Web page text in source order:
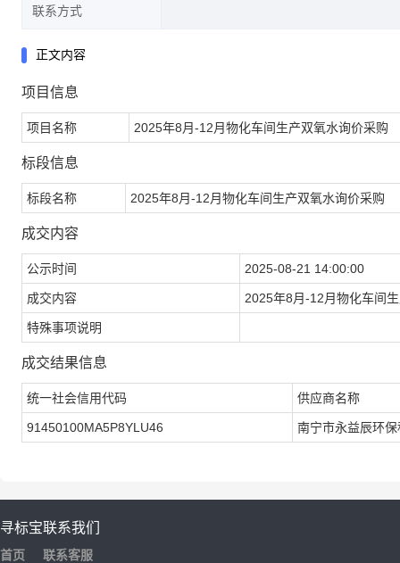
联系方式
正文内容
项目信息
项目名称 2025年8月-12月物化车间生产双氧水询价采购
标段信息
标段名称 2025年8月-12月物化车间生产双氧水询价采购
成交内容
公示时间 2025-08-21 14:00:00
成交内容 2025年8月-12月物化车间
特殊事项说明
成交结果信息
统一社会信用代码 供应商名称
91450100MA5P8YLU46 南宁市永益辰环
寻标宝
首页
联系我们
联系客服